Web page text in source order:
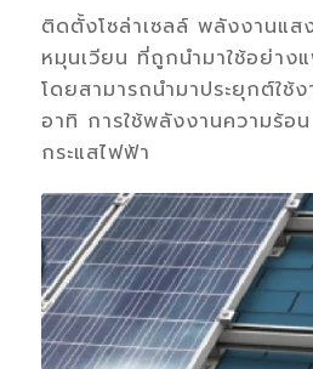
ติดตั้งโซล่าเซลล์ พลังงานแ
หมุนเวียน ที่ถูกนำมาใช้อย่าง
โดยสามารถนำมาประยุกต์ใช้
อาทิ การใช้พลังงานความร้อ
กระแสไฟฟ้า